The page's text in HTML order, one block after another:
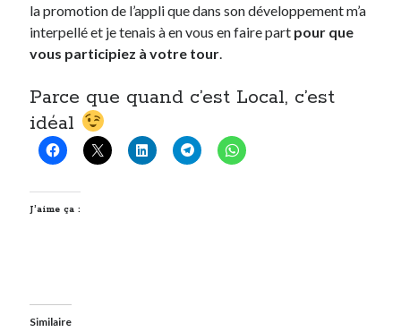
la promotion de l’appli que dans son développement m’a
interpellé et je tenais à en vous en faire part pour que
vous participiez à votre tour
Parce que quand c’est Local, c’est
idéal
J’aime ça :
Similaire